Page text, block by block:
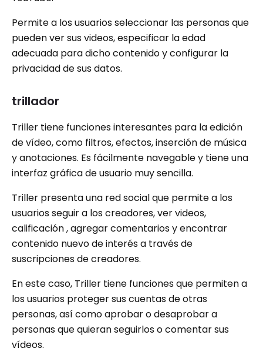
Permite a los usuarios seleccionar las personas que
pueden ver sus videos, especificar la edad
adecuada para dicho contenido y configurar la
privacidad de sus datos.
trillador
Triller tiene funciones interesantes para la edición
de vídeo, como filtros, efectos, inserción de música
y anotaciones. Es fácilmente navegable y tiene una
interfaz gráfica de usuario muy sencilla.
Triller presenta una red social que permite a los
usuarios seguir a los creadores, ver videos,
calificación , agregar comentarios y encontrar
contenido nuevo de interés a través de
suscripciones de creadores.
En este caso, Triller tiene funciones que permiten a
los usuarios proteger sus cuentas de otras
personas, así como aprobar o desaprobar a
personas que quieran seguirlos o comentar sus
vídeos.